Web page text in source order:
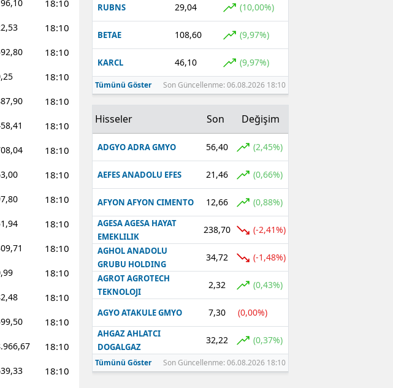
Niğde
Ordu
Rize
Sakarya
Samsun
Siirt
Sinop
Sivas
Tekirdağ
Tokat
Trabzon
Tunceli
Şanlıurfa
Uşak
Van
18:10
18:10
18:10
18:10
18:10
18:10
18:10
18:10
18:10
18:10
18:10
18:10
18:10
18:10
18:10
18:10
RUBNS 29,04 (10,00%)
BETAE 108,60 (9,97%)
KARCL 46,10 (9,97%)
Tümünü Göster Son Güncellenme: 06.08.2026 18:10
Hisseler Son Değişim
ADGYO ADRA GMYO 56,40 (2,45%)
AEFES ANADOLU EFES 21,46 (0,66%)
AFYON AFYON CIMENTO 12,66 (0,88%)
AGESA AGESA HAYAT
EMEKLILIK
238,70 (-2,41%)
AGHOL ANADOLU
GRUBU HOLDING
34,72 (-1,48%)
AGROT AGROTECH
TEKNOLOJI
2,32 (0,43%)
AGYO ATAKULE GMYO 7,30 (0,00%)
AHGAZ AHLATCI
DOGALGAZ
32,22 (0,37%)
Tümünü Göster Son Güncellenme: 06.08.2026 18:10